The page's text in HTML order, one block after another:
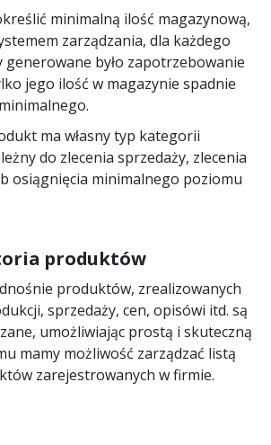
minimalną ilość magazynową,
zarządzania, dla każdego
było zapotrzebowanie
jego ilość w magazynie spadnie
ma własny typ kategorii
do zlecenia sprzedaży, zlecenia
osiągnięcia minimalnego poziomu
produktów
produktów, zrealizowanych
sprzedaży, cen, opisówi itd. są
umożliwiając prostą i skuteczną
mamy możliwość zarządzać listą
zarejestrowanych w firmie.